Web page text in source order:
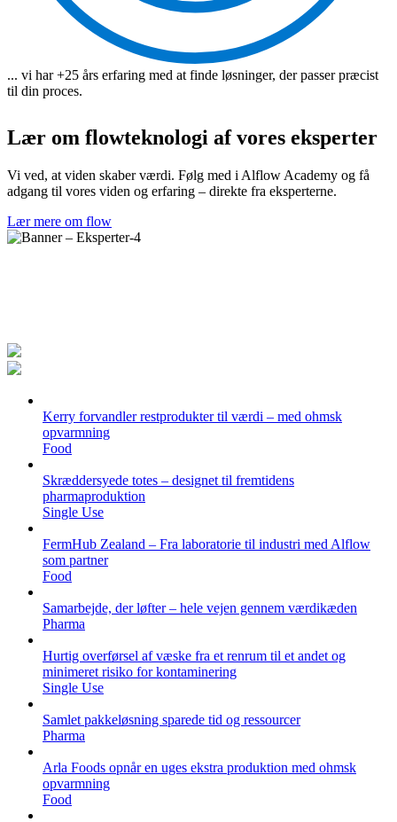
... vi har +25 års erfaring med at finde løsninger, der passer præcist
til din proces.
Lær om flowteknologi af vores eksperter
Vi ved, at viden skaber værdi. Følg med i Alflow Academy og få
adgang til vores viden og erfaring – direkte fra eksperterne.
Lær mere om flow
Kerry forvandler restprodukter til værdi – med ohmsk
opvarmning
Food
Skræddersyede totes – designet til fremtidens
pharmaproduktion
Single Use
FermHub Zealand – Fra laboratorie til industri med Alflow
som partner
Food
Samarbejde, der løfter – hele vejen gennem værdikæden
Pharma
Hurtig overførsel af væske fra et renrum til et andet og
minimeret risiko for kontaminering
Single Use
Samlet pakkeløsning sparede tid og ressourcer
Pharma
Arla Foods opnår en uges ekstra produktion med ohmsk
opvarmning
Food